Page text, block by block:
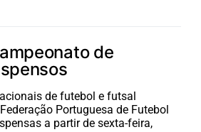
de
de futebol e futsal
Portuguesa de Futebol
a partir de sexta-feira,